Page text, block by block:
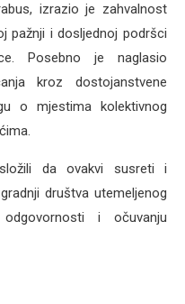
izrazio je zahvalnost
pažnji i dosljednoj podršci
Posebno je naglasio
kroz dostojanstvene
o mjestima kolektivnog
da ovakvi susreti i
društva utemeljenog
i očuvanju